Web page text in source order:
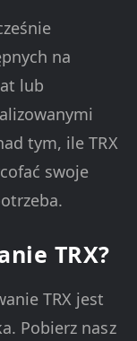
na
lub
tym, ile TRX
swoje
TRX?
TRX jest
Pobierz nasz